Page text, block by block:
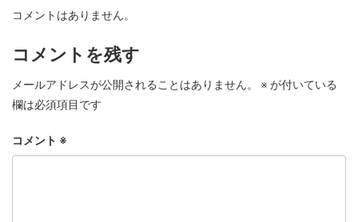
コメントはありません。
コメントを残す
メールアドレスが公開されることはありません。 ※ が付いている
欄は必須項目です
コメント ※